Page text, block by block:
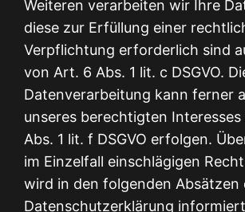
Weiteren verarbeiten wir Ihre
diese zur Erfüllung einer
Verpflichtung erforderlich sind
von Art. 6 Abs. 1 lit. c DSGVO.
Datenverarbeitung kann ferner
unseres berechtigten
Abs. 1 lit. f DSGVO erfolgen.
im Einzelfall einschlägigen
wird in den folgenden Absätzen
Datenschutzerklärung